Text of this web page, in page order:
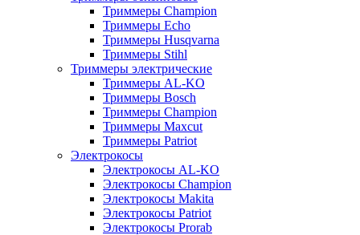
Триммеры Champion
Триммеры Echo
Триммеры Husqvarna
Триммеры Stihl
Триммеры электрические
Триммеры AL-KO
Триммеры Bosch
Триммеры Champion
Триммеры Maxcut
Триммеры Patriot
Электрокосы
Электрокосы AL-KO
Электрокосы Champion
Электрокосы Makita
Электрокосы Patriot
Электрокосы Prorab